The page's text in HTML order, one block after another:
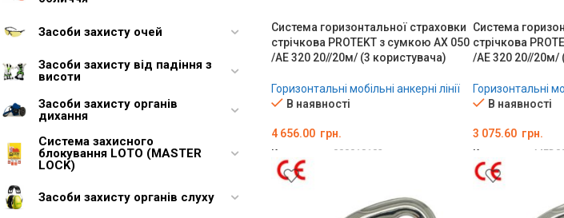
Засоби захисту очей
Засоби захисту від падіння з
висоти
Засоби захисту органів
дихання
Система захисного
блокування LOTO (MASTER
LOCK)
Засоби захисту органів слуху
Система горизонтальної страховки
стрічкова PROTEKT з сумкою AX 050
/AE 320 20//20м/ (3 користувача)
Горизонтальні мобільні анкерні лінії
В наявності
4 656.00 грн.
Код товару: 000018102
ДОДАТИ В КОШИК
Система
стрічкова
/AE 320 20//20м/
Горизонтальні
В наявності
3 075.60 грн.
Код товару:
ДОДАТИ В